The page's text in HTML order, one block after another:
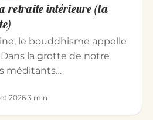
retraite intérieure (la
le bouddhisme appelle
la grotte de notre
méditants…
2026·3 min